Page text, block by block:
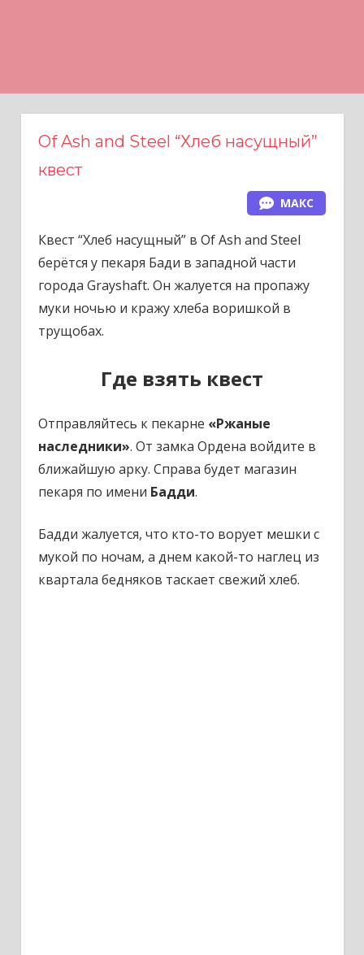
Of Ash and Steel “Хлеб насущный”
квест
МАКС
Квест “Хлеб насущный” в Of Ash and Steel
берётся у пекаря Бади в западной части
города Grayshaft. Он жалуется на пропажу
муки ночью и кражу хлеба воришкой в
трущобах.
Где взять квест
Отправляйтесь к пекарне «Ржаные
наследники». От замка Ордена войдите в
ближайшую арку. Справа будет магазин
пекаря по имени Бадди.
Бадди жалуется, что кто-то ворует мешки с
мукой по ночам, а днем какой-то наглец из
квартала бедняков таскает свежий хлеб.